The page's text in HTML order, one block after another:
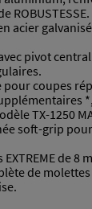
ROBUSTESSE.
acier
pivot
pour coupes
TX-1250
soft-grip
de 8
de molettes